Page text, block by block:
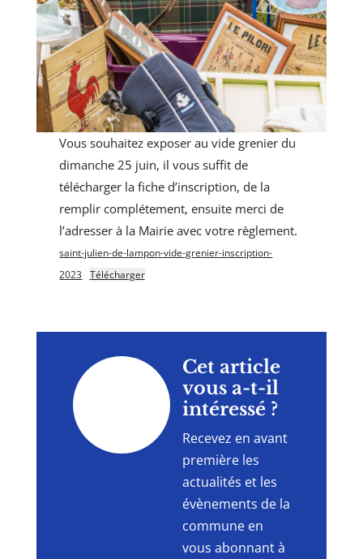
Vous souhaitez exposer au vide grenier du
dimanche 25 juin, il vous suffit de
télécharger la fiche d’inscription, de la
remplir complétement, ensuite merci de
l’adresser à la Mairie avec votre règlement.
saint-julien-de-lampon-vide-grenier-inscription-
2023 Télécharger
" Cet article
vous a-t-il
intéressé ?
Recevez en avant
première les
actualités et les
évènements de la
commune en
vous abonnant à